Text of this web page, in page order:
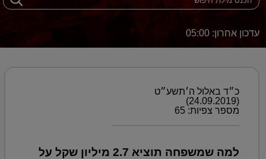
עדכון אחרון: 05:00
כ״ד באלול ה׳תשע״ט
(24.09.2019)
מספר צפיות: 65
למה שמשפחה תוציא 2.7 מיליון שקל על